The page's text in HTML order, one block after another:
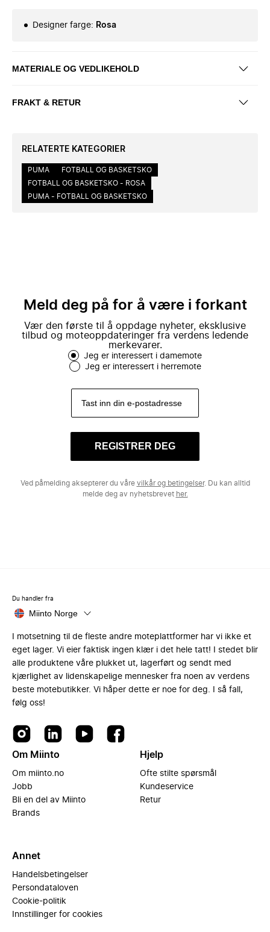
Designer farge: Rosa
MATERIALE OG VEDLIKEHOLD
FRAKT & RETUR
RELATERTE KATEGORIER
PUMA
FOTBALL OG BASKETSKO
FOTBALL OG BASKETSKO - ROSA
PUMA - FOTBALL OG BASKETSKO
Meld deg på for å være i forkant
Vær den første til å oppdage nyheter, eksklusive
tilbud og moteoppdateringer fra verdens ledende
merkevarer.
Jeg er interessert i damemote
Jeg er interessert i herremote
REGISTRER DEG
Ved påmelding aksepterer du våre vilkår og betingelser. Du kan alltid
melde deg av nyhetsbrevet her.
Du handler fra
Miinto Norge
I motsetning til de fleste andre moteplattformer har vi ikke et
eget lager. Vi eier faktisk ingen klær i det hele tatt! I stedet blir
alle produktene våre plukket ut, lagerført og sendt med
kjærlighet av lidenskapelige mennesker fra noen av verdens
beste motebutikker. Vi håper dette er noe for deg. I så fall,
følg oss!
Om Miinto
Om miinto.no
Jobb
Bli en del av Miinto
Brands
Hjelp
Ofte stilte spørsmål
Kundeservice
Retur
Annet
Handelsbetingelser
Persondataloven
Cookie-politik
Innstillinger for cookies